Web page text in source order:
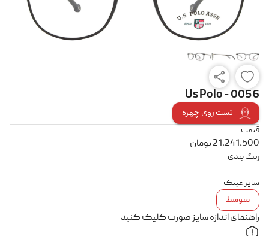
Us Polo - 0056
تست روی چهره
قیمت
21,241,500تومان
رنگ بندی
سایز عینک
متوسط
راهنمای اندازه سایز صورت کلیک کنید